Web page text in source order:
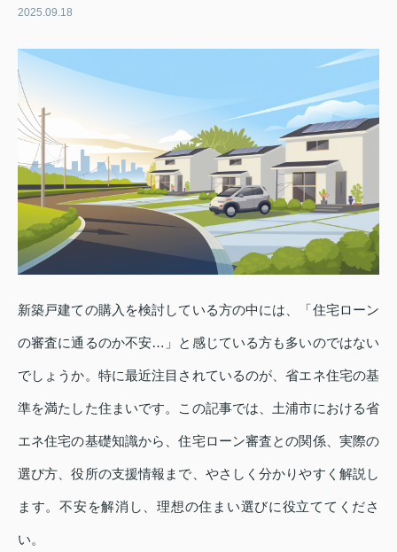
2025.09.18
新築戸建ての購入を検討している方の中には、「住宅ローン
の審査に通るのか不安…」と感じている方も多いのではない
でしょうか。特に最近注目されているのが、省エネ住宅の基
準を満たした住まいです。この記事では、土浦市における省
エネ住宅の基礎知識から、住宅ローン審査との関係、実際の
選び方、役所の支援情報まで、やさしく分かりやすく解説し
ます。不安を解消し、理想の住まい選びに役立ててくださ
い。